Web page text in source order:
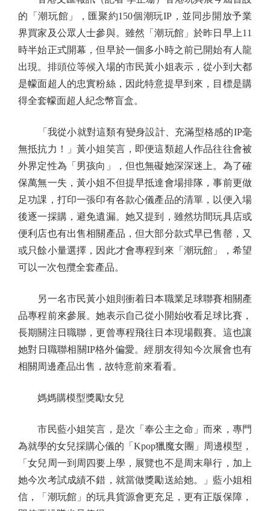
的「潮玩館」，匯聚約150個潮玩IP，並同步開放予業
界買家及公眾人士參與。雖然「潮玩館」於昨日早上11
時半始正式開幕，但早於一個多小時之前已開始有人龍
出現。排頭位等候入場的市民黃小姐表示，從小到大都
是幪面超人的忠實粉絲，因此特意提早到來，目標是購
得全套幪面超人紀念幣盲盒。
「我從小就對這類有變身設計、充滿型格感的IP毫
無抵抗力！」黃小姐笑言，即便這類超人作品往往會被
外界定性為「男孩向」，但也無礙她深深迷上。為了確
保萬無一失，黃小姐不但提早抵達會場排隊，事前更做
足功課，打印一張印有各款心儀產品的清單，以便入場
後逐一採購，避免遺漏。她又提到，雖然坊間玩具店或
便利店也有出售相關產品，但大部分款式早已售罄，又
或只餘小量選擇，因此才會專程到來「潮玩館」，希望
可以一次包攬全套產品。
另一名市民黃小姐則衝着日本職業足球聯賽相關產
品專程前來參展。她表示自己從小開始收看足球比賽，
長期關注日職聯，更曾專程飛往日本現場觀賽。這也讓
她對日職聯相關IP格外偏愛。經朋友得知今次展會也有
相關周邊產品出售，故特意前來看看。
媽媽購模型獎勵女兒
市民藍小姐笑言，是次「奉公主之命」而來，專門
為就學的女兒採購心儀的「Kpop獵魔女團」周邊模型，
「女兒周一到周四要上學，展覽也不是周末舉行，加上
她今次考試成績不錯，就當做獎勵送給她。」藍小姐相
信，「潮玩館」的玩具貨源會更充足，更有正版保障，